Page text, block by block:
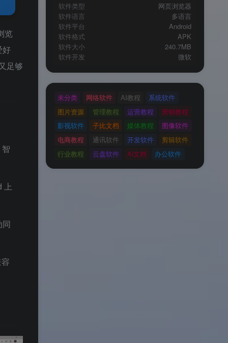
览
好
足够
上
软件类型
网页浏览器
软件语言
多语言
软件平台
Android
软件格式
APK
软件大小
240.7MB
软件开发
微软
未分类 网络软件 AI教程
系统软件
图片资源
管理教程 运营教程
营销教程
影视软件
子比文档 媒体教程
图像软件
电商教程
通讯软件 开发软件
剪辑软件
行业教程
云盘软件 Ai文档 办公软件